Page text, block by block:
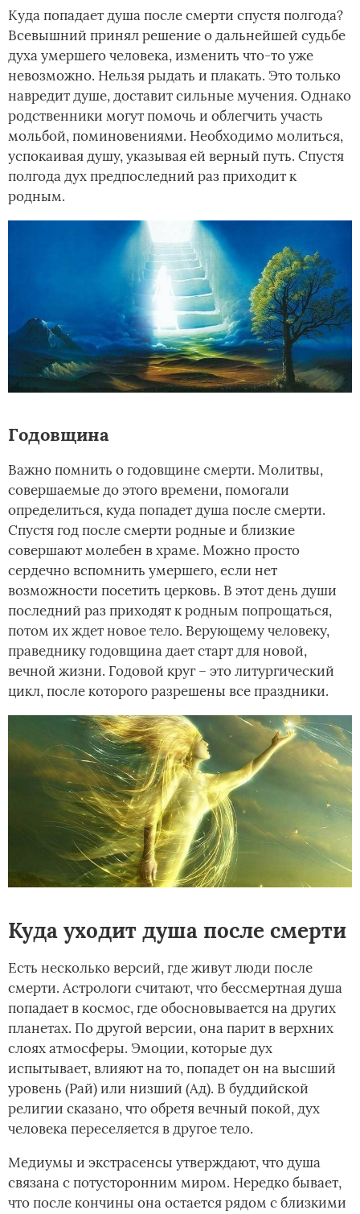
Куда попадает душа после смерти спустя полгода?
Всевышний принял решение о дальнейшей судьбе
духа умершего человека, изменить что-то уже
невозможно. Нельзя рыдать и плакать. Это только
навредит душе, доставит сильные мучения. Однако
родственники могут помочь и облегчить участь
мольбой, поминовениями. Необходимо молиться,
успокаивая душу, указывая ей верный путь. Спустя
полгода дух предпоследний раз приходит к
родным.
Годовщина
Важно помнить о годовщине смерти. Молитвы,
совершаемые до этого времени, помогали
определиться, куда попадет душа после смерти.
Спустя год после смерти родные и близкие
совершают молебен в храме. Можно просто
сердечно вспомнить умершего, если нет
возможности посетить церковь. В этот день души
последний раз приходят к родным попрощаться,
потом их ждет новое тело. Верующему человеку,
праведнику годовщина дает старт для новой,
вечной жизни. Годовой круг – это литургический
цикл, после которого разрешены все праздники.
Куда уходит душа после смерти
Есть несколько версий, где живут люди после
смерти. Астрологи считают, что бессмертная душа
попадает в космос, где обосновывается на других
планетах. По другой версии, она парит в верхних
слоях атмосферы. Эмоции, которые дух
испытывает, влияют на то, попадет он на высший
уровень (Рай) или низший (Ад). В буддийской
религии сказано, что обретя вечный покой, дух
человека переселяется в другое тело.
Медиумы и экстрасенсы утверждают, что душа
связана с потусторонним миром. Нередко бывает,
что после кончины она остается рядом с близкими